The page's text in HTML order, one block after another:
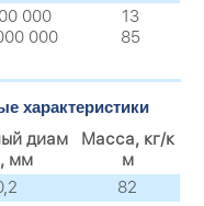
000
000
13
85
характеристики
диам
мм
Масса, кг/к
м
82